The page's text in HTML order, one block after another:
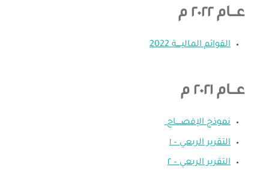
عـــام ٢٠٢٢ م
القوائم الماليــــة 2022
عـــام ٢٠٢١ م
نموذج الإفصــــاح
التقرير الربعي – ١
التقرير الربعي – ٢